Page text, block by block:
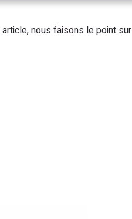
nous faisons le point sur